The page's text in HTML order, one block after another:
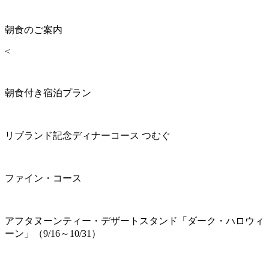
朝食のご案内
<
朝食付き宿泊プラン
リブランド記念ディナーコース つむぐ
ファイン・コース
アフタヌーンティー・デザートスタンド「ダーク・ハロウィ
ーン」（9/16～10/31）